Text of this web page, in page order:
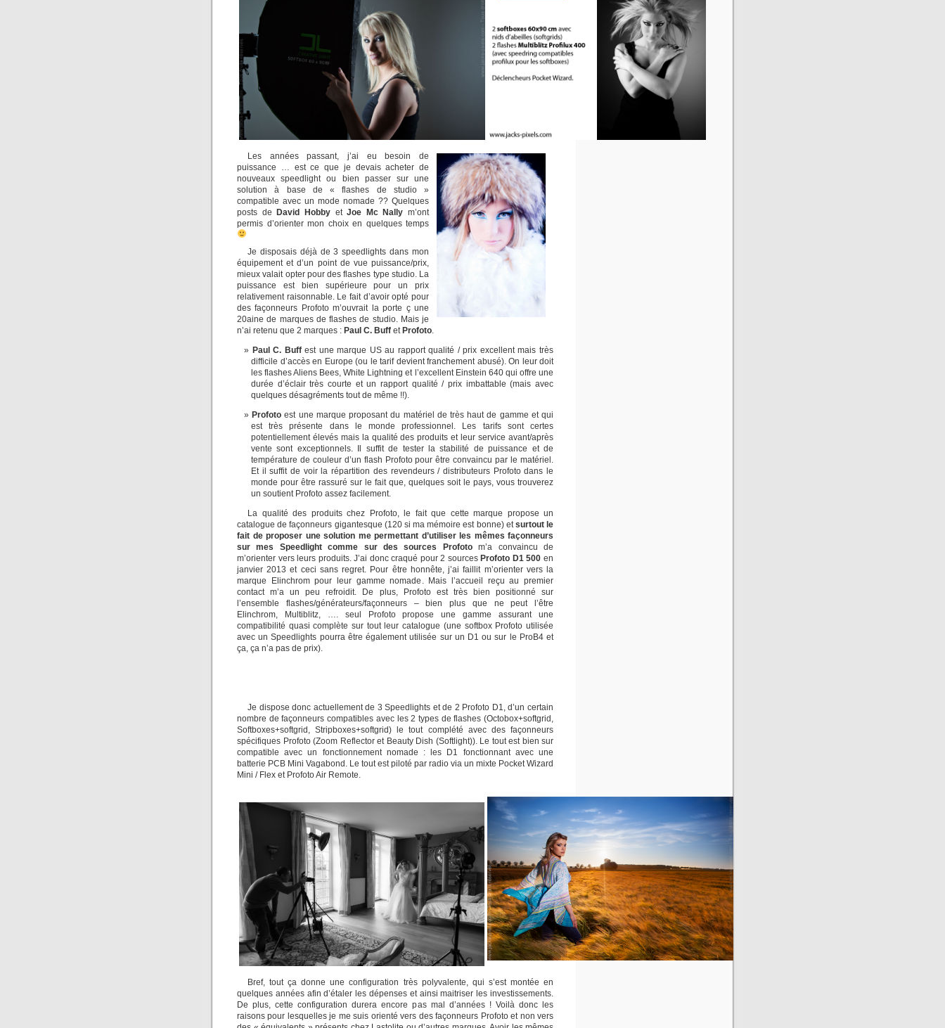
Les années passant, j’ai eu besoin de
puissance … est ce que je devais acheter de
nouveaux speedlight ou bien passer sur une
solution à base de « flashes de studio »
compatible avec un mode nomade ?? Quelques
posts de
David HobbyetJoe Mc Nally m’ont
permis d’orienter mon choix en quelques temps
Je disposais déjà de 3 speedlights dans mon
équipement et d’un point de vue puissance/prix,
mieux valait opter pour des flashes type studio. La
puissance est bien supérieure pour un prix
relativement raisonnable. Le fait d’avoir opté pour
des façonneurs Profoto m’ouvrait la porte ç une
20aine de marques de flashes de studio. Mais je
n’ai retenu que 2 marques : Paul C. Buff et Profoto.
Paul C. Buffest une marque US au rapport qualité / prix excellent mais très
difficile d’accès en Europe (ou le tarif devient franchement abusé). On leur doit
les flashes Aliens Bees, White Lightning et l’excellent Einstein 640 qui offre une
durée d’éclair très courte et un rapport qualité / prix imbattable (mais avec
quelques désagréments tout de même !!).
Profoto est une marque proposant du matériel de très haut de gamme et qui
est très présente dans le monde professionnel. Les tarifs sont certes
potentiellement élevés mais la qualité des produits et leur service avant/après
vente sont exceptionnels. Il suffit de tester la stabilité de puissance et de
température de couleur d’un flash Profoto pour être convaincu par le matériel.
Et il suffit de voir la répartition des revendeurs / distributeurs Profoto dans le
monde pour être rassuré sur le fait que, quelques soit le pays, vous trouverez
un soutient Profoto assez facilement.
La qualité des produits chez Profoto, le fait que cette marque propose un
catalogue de façonneurs gigantesque (120 si ma mémoire est bonne) etsurtout le
fait de proposer une solution me permettant d’utiliser les mêmes façonneurs
sur mes Speedlight comme sur des sources Profotom’a convaincu de
m’orienter vers leurs produits. J’ai donc craqué pour 2 sources Profoto D1 500 en
janvier 2013 et ceci sans regret. Pour être honnête, j’ai faillit m’orienter vers la
marque Elinchrom pour leur gamme nomade. Mais l’accueil reçu au premier
contact m’a un peu refroidit. De plus, Profoto est très bien positionné sur
l’ensemble flashes/générateurs/façonneurs – bien plus que ne peut l’être
Elinchrom, Multiblitz, …. seul Profoto propose une gamme assurant une
compatibilité quasi complète sur tout leur catalogue (une softbox Profoto utilisée
avec un Speedlights pourra être également utilisée sur un D1 ou sur le ProB4 et
ça, ça n’a pas de prix).
Je dispose donc actuellement de 3 Speedlights et de 2 Profoto D1, d’un certain
nombre de façonneurs compatibles avec les 2 types de flashes (Octobox+softgrid,
Softboxes+softgrid, Stripboxes+softgrid) le tout complété avec des façonneurs
spécifiques Profoto (Zoom Reflector et Beauty Dish (Softlight)). Le tout est bien sur
compatible avec un fonctionnement nomade : les D1 fonctionnant avec une
batterie PCB Mini Vagabond. Le tout est piloté par radio via un mixte Pocket Wizard
Mini / Flex et Profoto Air Remote.
Bref, tout ça donne une configuration très polyvalente, qui s’est montée en
quelques années afin d’étaler les dépenses et ainsi maitriser les investissements.
De plus, cette configuration durera encore pas mal d’années ! Voilà donc les
raisons pour lesquelles je me suis orienté vers des façonneurs Profoto et non vers